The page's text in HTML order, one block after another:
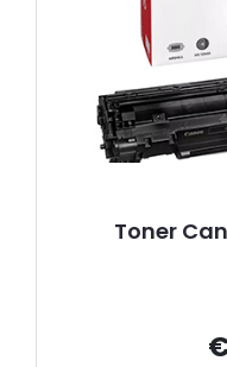
Toner